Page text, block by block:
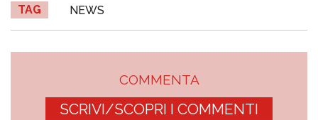
TAG NEWS
COMMENTA
SCRIVI/SCOPRI I COMMENTI